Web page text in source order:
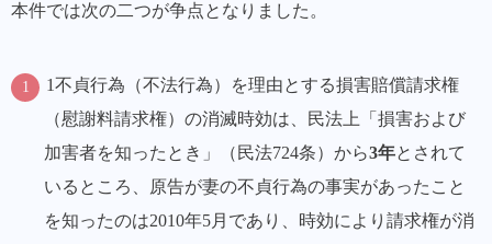
本件では次の二つが争点となりました。
1不貞行為（不法行為）を理由とする損害賠償請求権
（慰謝料請求権）の消滅時効は、民法上「損害および
加害者を知ったとき」（民法724条）から3年とされて
いるところ、原告が妻の不貞行為の事実があったこと
を知ったのは2010年5月であり、 時効により請求権が消